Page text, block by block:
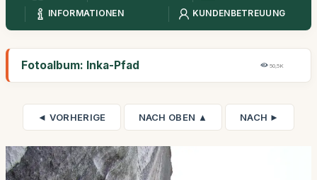
INFORMATIONEN
KUNDENBETREUUNG
Fotoalbum: Inka-Pfad 50,5K
◄ VORHERIGE NACH OBEN ▲ NACH ►